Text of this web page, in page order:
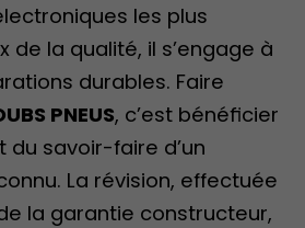
les plus
de la qualité, il s’engage à
durables. Faire
PNEUS, c’est bénéficier
du savoir-faire d’un
La révision, effectuée
la garantie constructeur,